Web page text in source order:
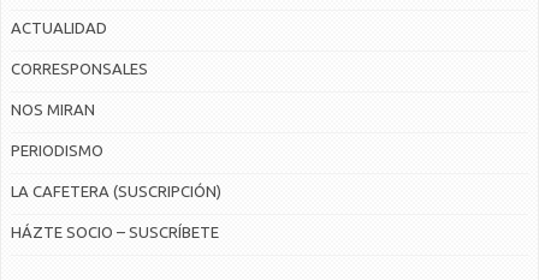
ACTUALIDAD
CORRESPONSALES
NOS MIRAN
PERIODISMO
LA CAFETERA (SUSCRIPCIÓN)
HÁZTE SOCIO – SUSCRÍBETE